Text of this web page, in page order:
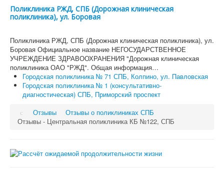
Поликлиника РЖД, СПБ (Дорожная клиническая
поликлиника), ул. Боровая
Поликлиника РЖД, СПБ (Дорожная клиническая поликлиника), ул.
Боровая Официальное название НЕГОСУДАРСТВЕННОЕ
УЧРЕЖДЕНИЕ ЗДРАВООХРАНЕНИЯ "Дорожная клиническая
поликлиника ОАО "РЖД". Общая информация…
Городская поликлиника № 71 СПБ, Колпино, ул. Павловская
Городская поликлиника № 1 (консультативно-
диагностическая) СПБ, Приморский проспект
Отзывы
Отзывы о поликлиниках СПБ
Отзывы - Центральная поликлиника КБ №122, СПБ